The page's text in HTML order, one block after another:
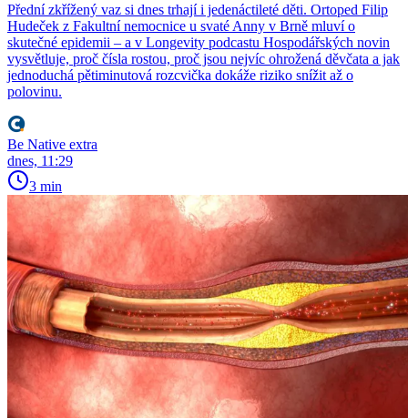
Přední zkřížený vaz si dnes trhají i jedenáctileté děti. Ortoped Filip
Hudeček z Fakultní nemocnice u svaté Anny v Brně mluví o
skutečné epidemii – a v Longevity podcastu Hospodářských novin
vysvětluje, proč čísla rostou, proč jsou nejvíc ohrožená děvčata a jak
jednoduchá pětiminutová rozcvička dokáže riziko snížit až o
polovinu.
Be Native extra
dnes, 11:29
3 min